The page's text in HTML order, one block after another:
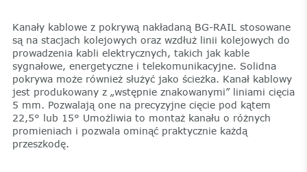
Kanały kablowe z pokrywą nakładaną BG-RAIL stosowane
są na stacjach kolejowych oraz wzdłuż linii kolejowych do
prowadzenia kabli elektrycznych, takich jak kable
sygnałowe, energetyczne i telekomunikacyjne. Solidna
pokrywa może również służyć jako ścieżka. Kanał kablowy
jest produkowany z „wstępnie znakowanymi” liniami cięcia
5 mm. Pozwalają one na precyzyjne cięcie pod kątem
22,5° lub 15° Umożliwia to montaż kanału o różnych
promieniach i pozwala ominąć praktycznie każdą
przeszkodę.